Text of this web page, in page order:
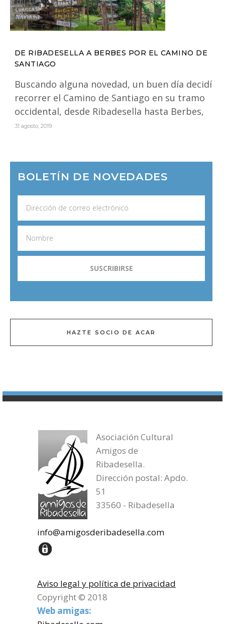
DE RIBADESELLA A BERBES POR EL CAMINO DE
SANTIAGO
Buscando alguna novedad, un buen día decidí
recorrer el Camino de Santiago en su tramo
occidental, desde Ribadesella hasta Berbes,
31 agosto, 2019
BOLETÍN DE NOVEDADES
HAZTE SOCIO DE ACAR
Asociación Cultural
Amigos de
Ribadesella.
Dirección postal: Apdo.
51
33560 - Ribadesella
info@amigosderibadesella.com
Aviso legal y política de privacidad
Copyright © 2018
Web amigas: